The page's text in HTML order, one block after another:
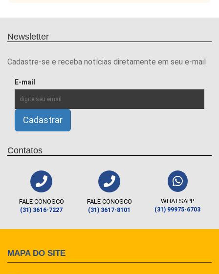
Newsletter
Cadastre-se e receba notícias diretamente em seu e-mail
E-mail
Contatos
FALE CONOSCO
(31) 3616-7227
FALE CONOSCO
(31) 3617-8101
WHATSAPP
(31) 99975-6703
MAPA DO SITE